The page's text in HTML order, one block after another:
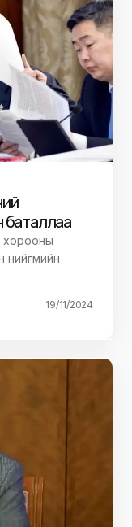
баталлаа
хорооны
нийгмийн
19/11/2024